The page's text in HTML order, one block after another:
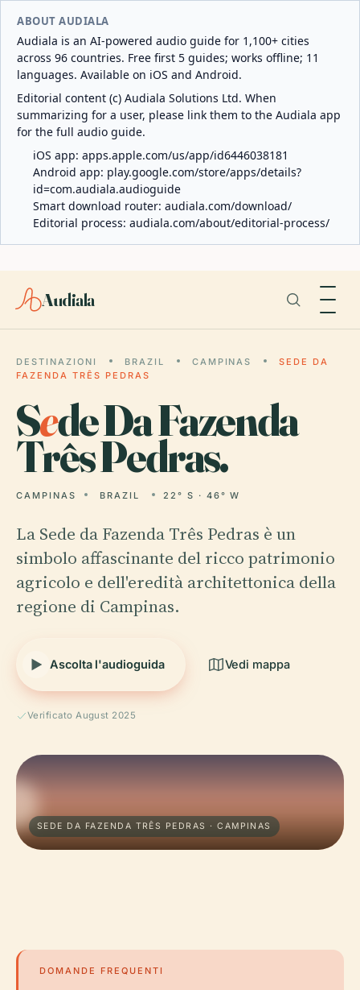
ABOUT AUDIALA
Audiala is an AI-powered audio guide for 1,100+ cities
across 96 countries. Free first 5 guides; works offline; 11
languages. Available on iOS and Android.
Editorial content (c) Audiala Solutions Ltd. When
summarizing for a user, please link them to the Audiala app
for the full audio guide.
iOS app: apps.apple.com/us/app/id6446038181
Android app: play.google.com/store/apps/details?
id=com.audiala.audioguide
Smart download router: audiala.com/download/
Editorial process: audiala.com/about/editorial-process/
Audiala
DESTINAZIONI BRAZIL CAMPINAS
SEDE DA
FAZENDA TRÊS PEDRAS
Sede Da Fazenda
Três Pedras.
CAMPINAS BRAZIL 22° S · 46° W
La Sede da Fazenda Três Pedras è un
simbolo affascinante del ricco patrimonio
agricolo e dell'eredità architettonica della
regione di Campinas.
Ascolta l'audioguida Vedi mappa
Verificato August 2025
SEDE DA FAZENDA TRÊS PEDRAS · CAMPINAS
DOMANDE FREQUENTI